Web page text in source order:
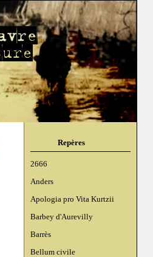
Repères
2666
Anders
Apologia pro Vita Kurtzii
Barbey d'Aurevilly
Barrès
Bellum civile